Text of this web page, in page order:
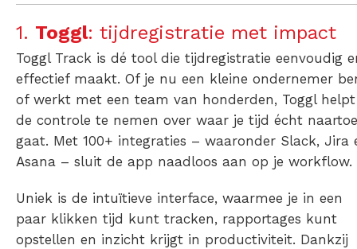
1. Toggl: tijdregistratie met impact
Toggl Track is dé tool die tijdregistratie eenvoudig
effectief maakt. Of je nu een kleine ondernemer
of werkt met een team van honderden, Toggl
de controle te nemen over waar je tijd écht naartoe
gaat. Met 100+ integraties – waaronder Slack, Jira
Asana – sluit de app naadloos aan op je workflow.
Uniek is de intuïtieve interface, waarmee je in een
paar klikken tijd kunt tracken, rapportages kunt
opstellen en inzicht krijgt in productiviteit. Dankzij